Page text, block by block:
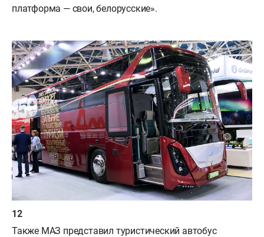
платформа — свои, белорусские».
Также МАЗ представил туристический автобус